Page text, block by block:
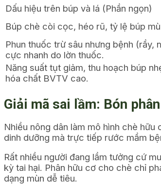
Dấu hiệu trên búp và lá (Phần ngọn)
Búp chè còi cọc, héo rũ, tỷ lệ búp
Phun thuốc trừ sâu nhưng bệnh (rầy,
cực nhanh do lờn thuốc.
Năng suất tụt giảm, thu hoạch búp
hóa chất BVTV cao.
Giải mã sai lầm: Bón
Nhiều nông dân làm mô hình chè
dinh dưỡng mà trực tiếp rước mầm
Rất nhiều người đang lầm tưởng cứ
kỳ tai hại. Phân hữu cơ cho chè chỉ
dạng mùn dễ tiêu.